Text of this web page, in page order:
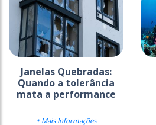
Janelas Quebradas:
Quando a tolerância
mata a performance
+ Mais Informações